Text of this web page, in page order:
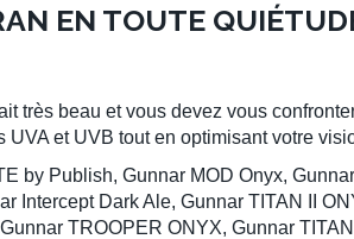
EN TOUTE
très beau et vous devez vous
et UVB tout en optimisant votre
by Publish, Gunnar MOD Onyx,
Intercept Dark Ale, Gunnar TITAN II
TROOPER ONYX, Gunnar